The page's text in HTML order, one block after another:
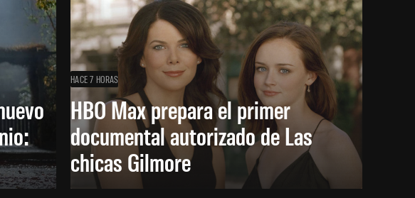
HACE 7 HORAS
HBO Max prepara el primer
documental autorizado de Las
chicas Gilmore